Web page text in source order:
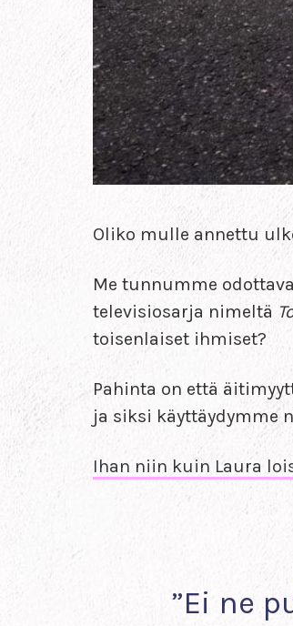
Oliko mulle annettu
Me tunnumme
televisiosarja nimeltä
toisenlaiset ihmiset?
Pahinta on että
ja siksi käyttäydymme
Ihan niin kuin Laura
”Ei ne